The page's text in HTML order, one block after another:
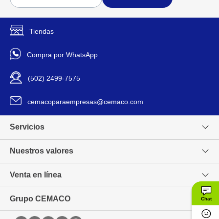
Detalles del Producto
Estructura con líneas
estabilidad visual y soporte.
Marca Green Tech
ESQ-B
Tipo
Tiendas
Compra por WhatsApp
(502) 2499-7575
cemacoparaempresas@cemaco.com
Servicios
Nuestros valores
Venta en línea
Grupo CEMACO Chat